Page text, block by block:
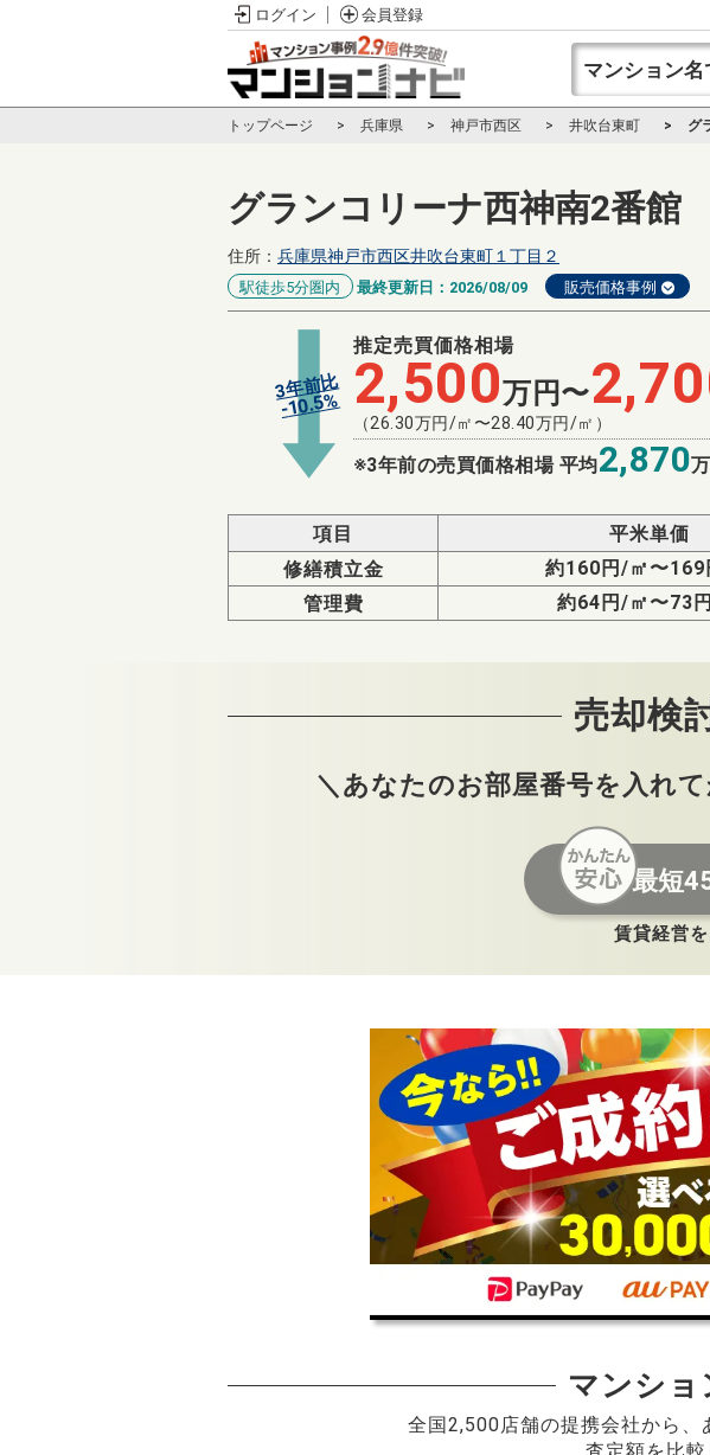
ログイン 会員登録
トップページ 兵庫県 神戸市西区 井吹台東町 グ
グランコリーナ西神南2番館
住所： 兵庫県神戸市西区井吹台東町１丁目２
駅徒歩5分圏内 最終更新日： 2026/08/09 販売価格事例
3年前比
-10.5%
推定売買価格相場
2,500万円〜
（26.30万円/㎡〜28.40万円/㎡）
※3年前の売買価格相場 平均2,870
項目 平米単価
修繕積立金
約160円/㎡〜169
管理費 約64円/㎡〜73
売却検
＼あなたのお部屋番号を入れ
最短
賃貸経営
マンショ
全国2,500店舗の提携会社から、